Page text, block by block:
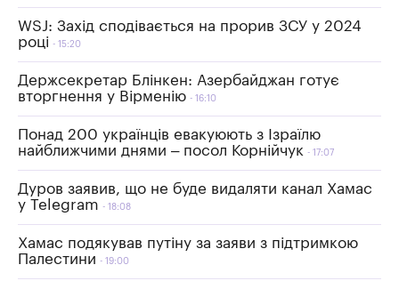
WSJ: Захід сподівається на прорив ЗСУ у 2024
році
15:20
Держсекретар Блінкен: Азербайджан готує
вторгнення у Вірменію
16:10
Понад 200 українців евакуюють з Ізраїлю
найближчими днями – посол Корнійчук
17:07
Дуров заявив, що не буде видаляти канал Хамас
у Telegram
18:08
Хамас подякував путіну за заяви з підтримкою
Палестини
19:00